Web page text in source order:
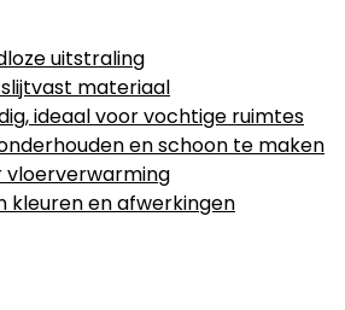
uitstraling
materiaal
ideaal voor vochtige ruimtes
en schoon te maken
vloerverwarming
kleuren en afwerkingen